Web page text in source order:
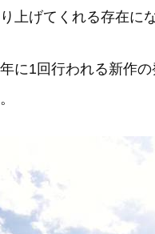
上げてくれる存在に
に1回行われる新作